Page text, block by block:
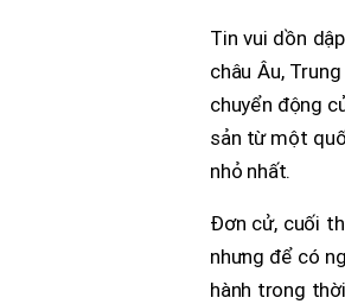
Tin vui dồn
châu Âu,
chuyển động
sản từ một
nhỏ nhất.
Đơn cử, cuối
nhưng để có
hành trong